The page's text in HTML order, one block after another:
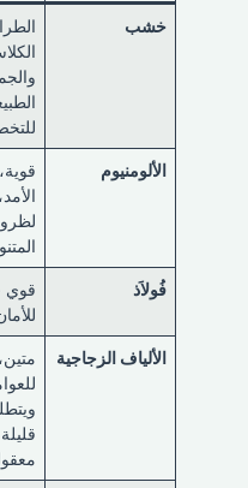
خشب
الطراز
الألومنيوم
قوية،
الأمد،
فُولاَذ
قوي
الألياف الزجاجية
متين،
معقولة